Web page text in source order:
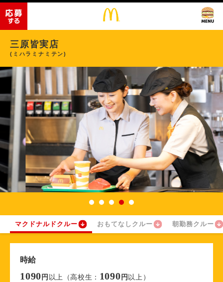
三原皆実店
(ミハラミナミテン)
マクドナルドクルー おもてなしクルー 朝勤務クルー
時給
1090 円 以上（高校生： 1090 円 以上）